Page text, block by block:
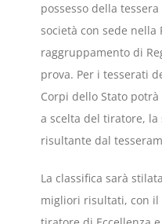
possesso della
società con sede nella
raggruppamento di
prova. Per i tesserati
Corpi dello Stato
a scelta del tiratore,
risultante dal
La classifica sarà
migliori risultati, con